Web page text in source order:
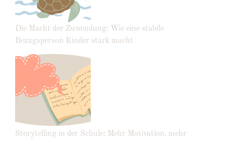
Die Macht der Zuwendung: Wie eine stabile
Bezugsperson Kinder stark macht
Storytelling in der Schule: Mehr Motivation, mehr